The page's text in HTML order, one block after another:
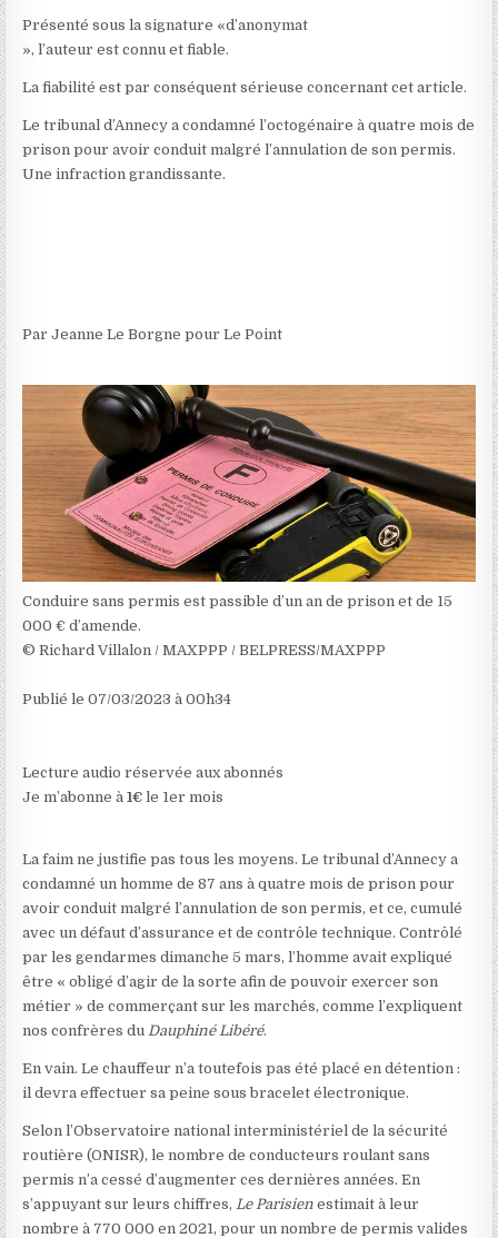
Présenté sous la signature «d’anonymat
», l’auteur est connu et fiable.
La fiabilité est par conséquent sérieuse concernant cet article.
Le tribunal d’Annecy a condamné l’octogénaire à quatre mois de
prison pour avoir conduit malgré l’annulation de son permis.
Une infraction grandissante.
Par Jeanne Le Borgne pour Le Point
Conduire sans permis est passible d’un an de prison et de 15
000 € d’amende.
© Richard Villalon / MAXPPP / BELPRESS/MAXPPP
Publié le07/03/2023 à 00h34
Lecture audio réservée aux abonnés
Je m’abonne à1€ le 1er mois
La faim ne justifie pas tous les moyens. Le tribunal d’Annecy a
condamné un homme de 87 ans à quatre mois de prison pour
avoir conduit malgré l’annulation de son permis, et ce, cumulé
avec un défaut d’assurance et de contrôle technique. Contrôlé
par les gendarmes dimanche 5 mars, l’homme avait expliqué
être « obligé d’agir de la sorte afin de pouvoir exercer son
métier » de commerçant sur les marchés, comme l’expliquent
nos confrères du Dauphiné Libéré.
En vain. Le chauffeur n’a toutefois pas été placé en détention :
il devra effectuer sa peine sous bracelet électronique.
Selon l’Observatoire national interministériel de la sécurité
routière (ONISR), le nombre de conducteurs roulant sans
permis n’a cessé d’augmenter ces dernières années. En
s’appuyant sur leurs chiffres, Le Parisien estimait à leur
nombre à 770 000 en 2021, pour un nombre de permis valides